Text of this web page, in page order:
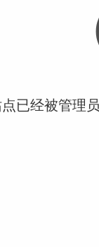
已经被管理